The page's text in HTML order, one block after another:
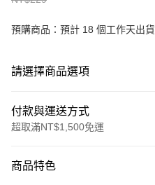
預購商品：預計 18 個工作天出貨
請選擇商品選項
付款與運送方式
超取滿NT$1,500免運
信用卡一次付款
商品特色